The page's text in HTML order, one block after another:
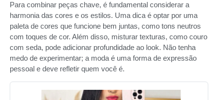
Para combinar peças chave, é fundamental considerar a
harmonia das cores e os estilos. Uma dica é optar por uma
paleta de cores que funcione bem juntas, como tons neutros
com toques de cor. Além disso, misturar texturas, como couro
com seda, pode adicionar profundidade ao look. Não tenha
medo de experimentar; a moda é uma forma de expressão
pessoal e deve refletir quem você é.